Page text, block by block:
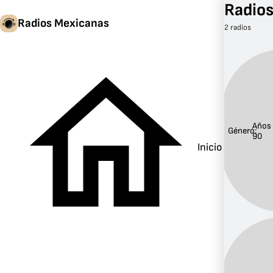
Radios Mexicanas
Inicio
2 radios
Género:Años
90